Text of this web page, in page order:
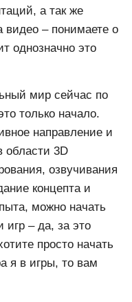
а так же
видео – понимаете о
однозначно это
мир сейчас по
только начало.
направление и
области 3D
озвучивания
концепта и
можно начать
игр – да, за это
просто начать
я в игры, то вам